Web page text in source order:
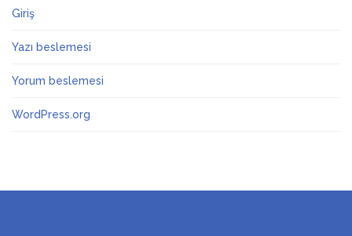
Giriş
Yazı beslemesi
Yorum beslemesi
WordPress.org